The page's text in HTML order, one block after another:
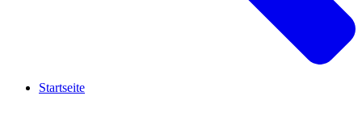
Startseite